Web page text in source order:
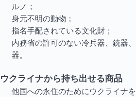
ルノ；
身元不明の動物；
指名手配されている文化財；
内務省の許可のない冷兵器、銃器
器。
ウクライナから持ち出せる商品
他国への永住のためにウクライナ